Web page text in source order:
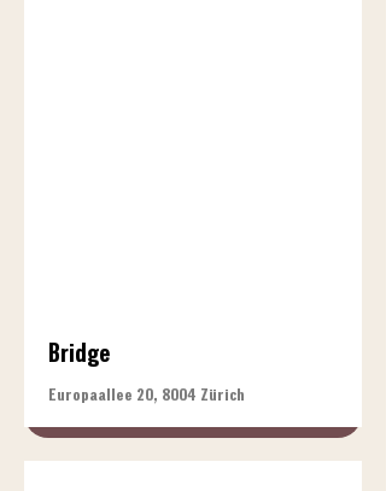
Bridge
Europaallee 20, 8004 Zürich